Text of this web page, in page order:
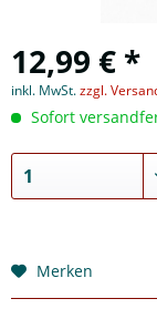
12,99 € *
inkl. MwSt.zzgl.
Sofort
Merken